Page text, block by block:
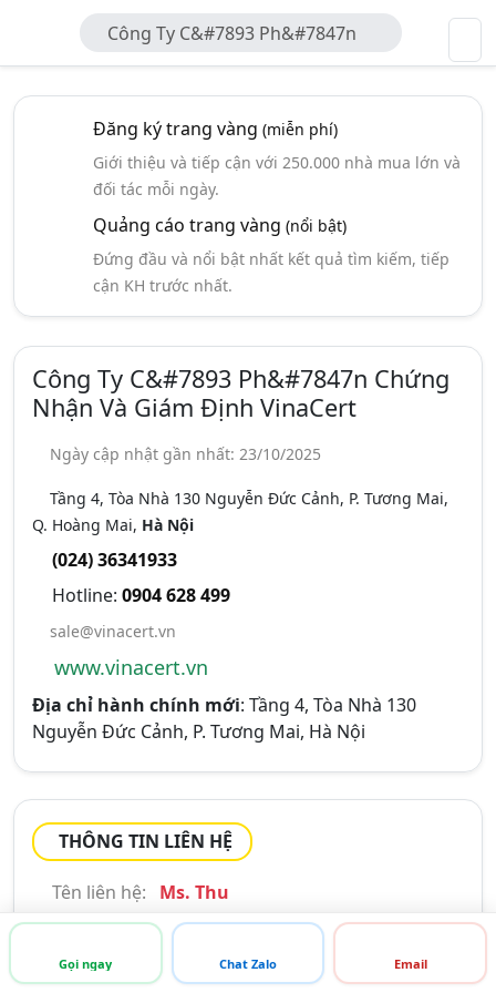
Công Ty C&#7893 Ph&#7847n
Chứng Nhận Và Giám Định VinaCert
Đăng ký trang vàng (miễn phí)
Giới thiệu và tiếp cận với 250.000 nhà mua lớn và
đối tác mỗi ngày.
Quảng cáo trang vàng (nổi bật)
Đứng đầu và nổi bật nhất kết quả tìm kiếm, tiếp
cận KH trước nhất.
Công Ty C&#7893 Ph&#7847n Chứng
Nhận Và Giám Định VinaCert
Ngày cập nhật gần nhất: 23/10/2025
Tầng 4, Tòa Nhà 130 Nguyễn Đức Cảnh, P. Tương Mai,
Q. Hoàng Mai, Hà Nội
(024) 36341933
Hotline: 0904 628 499
sale@vinacert.vn
www.vinacert.vn
Địa chỉ hành chính mới: Tầng 4, Tòa Nhà 130
Nguyễn Đức Cảnh, P. Tương Mai, Hà Nội
THÔNG TIN LIÊN HỆ
Tên liên hệ:
Ms. Thu
Di động: 0913 046 482
Email:
hoaithuvp02@vinacert.vn
Gọi ngay Chat Zalo Email